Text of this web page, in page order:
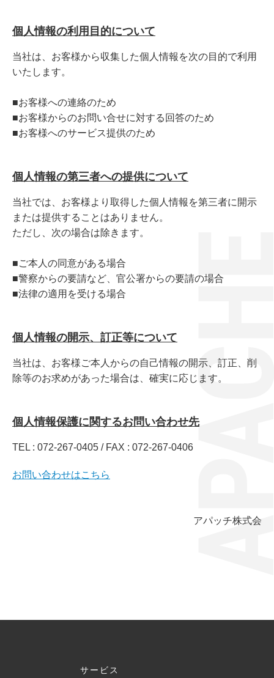
個人情報の利用目的について
当社は、お客様から収集した個人情報を次の目的で利用
いたします。
■お客様への連絡のため
■お客様からのお問い合せに対する回答のため
■お客様へのサービス提供のため
個人情報の第三者への提供について
当社では、お客様より取得した個人情報を第三者に開示
または提供することはありません。
ただし、次の場合は除きます。
■ご本人の同意がある場合
■警察からの要請など、官公署からの要請の場合
■法律の適用を受ける場合
個人情報の開示、訂正等について
当社は、お客様ご本人からの自己情報の開示、訂正、削
除等のお求めがあった場合は、確実に応じます。
個人情報保護に関するお問い合わせ先
TEL : 072-267-0405 / FAX : 072-267-0406
お問い合わせはこちら
アパッチ株式会
サービス